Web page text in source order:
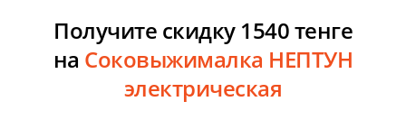
Получите скидку 1540 тенге
на Соковыжималка НЕПТУН
электрическая